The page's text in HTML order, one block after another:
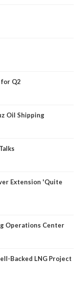
Q2
Oil Shipping
Extension 'Quite
Operations Center
Backed LNG Project